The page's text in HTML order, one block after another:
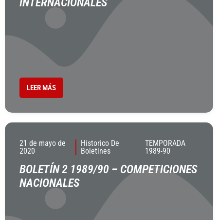
LEER MÁS
21 de mayo de
2020
Historico De
Boletines
TEMPORADA
1989-90
BOLETÍN 2 1989/90 – COMPETICIONES
NACIONALES